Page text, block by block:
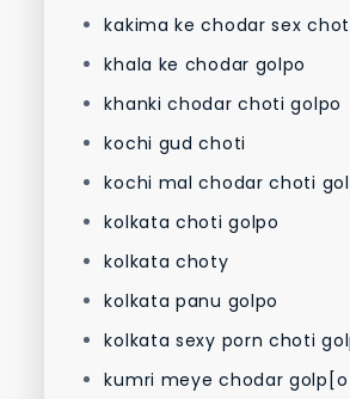
kakima ke chodar sex
khala ke chodar golpo
khanki chodar choti golpo
kochi gud choti
kochi mal chodar choti
kolkata choti golpo
kolkata choty
kolkata panu golpo
kolkata sexy porn choti
kumri meye chodar golp[o